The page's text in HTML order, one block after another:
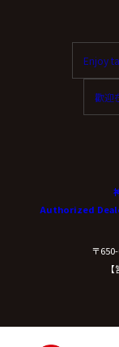
Enjoy
歡迎
Authorized
〒